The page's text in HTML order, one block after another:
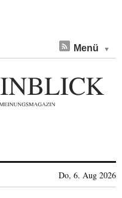
Menü
Do, 6. Aug 2026